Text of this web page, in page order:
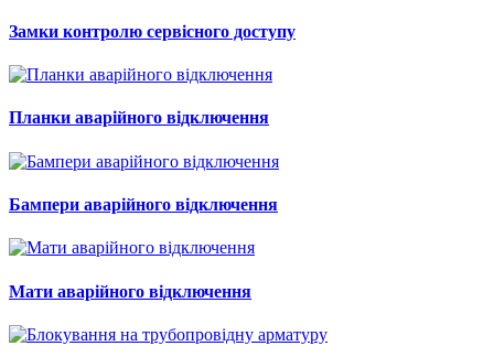
Замки контролю сервісного доступу
Планки аварійного відключення
Бампери аварійного відключення
Мати аварійного відключення